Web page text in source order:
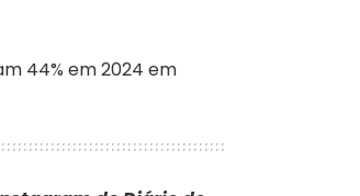
44% em 2024 em